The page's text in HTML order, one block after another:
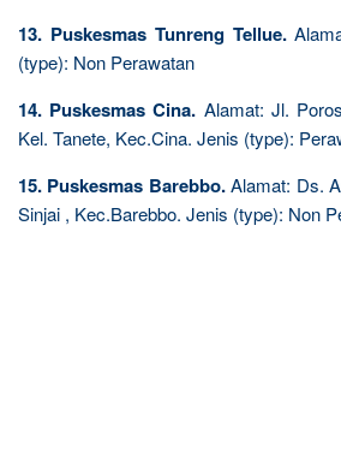
13. Puskesmas Tunreng Tellue.
(type): Non Perawatan
14. Puskesmas Cina. Alamat: Jl.
Kel. Tanete, Kec.Cina. Jenis (type):
15. Puskesmas Barebbo.Alamat: Ds.
Sinjai , Kec.Barebbo. Jenis (type): Non